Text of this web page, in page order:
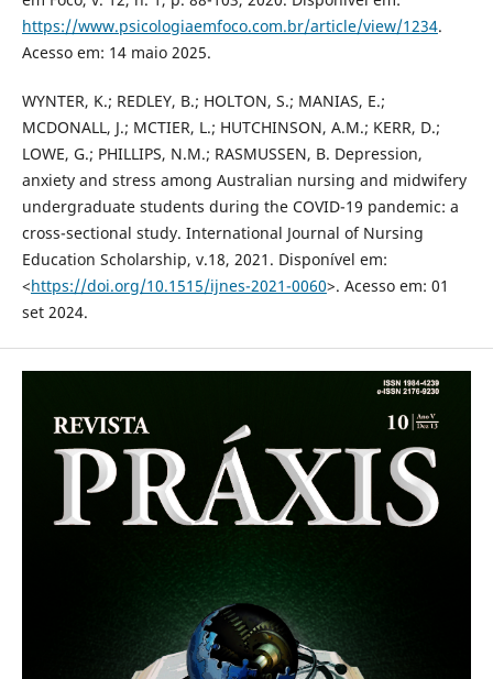
https://www.psicologiaemfoco.com.br/article/view/1234.
Acesso em: 14 maio 2025.
WYNTER, K.; REDLEY, B.; HOLTON, S.; MANIAS, E.;
MCDONALL, J.; MCTIER, L.; HUTCHINSON, A.M.; KERR, D.;
LOWE, G.; PHILLIPS, N.M.; RASMUSSEN, B. Depression,
anxiety and stress among Australian nursing and midwifery
undergraduate students during the COVID-19 pandemic: a
cross-sectional study. International Journal of Nursing
Education Scholarship, v.18, 2021. Disponível em:
<https://doi.org/10.1515/ijnes-2021-0060>. Acesso em: 01
set 2024.